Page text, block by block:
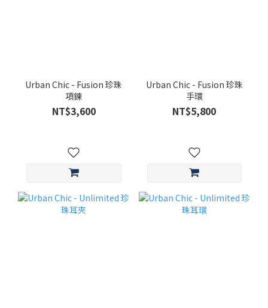
Urban Chic - Fusion 珍珠
項鍊
NT$3,600
Urban Chic - Fusion 珍珠
手環
NT$5,800